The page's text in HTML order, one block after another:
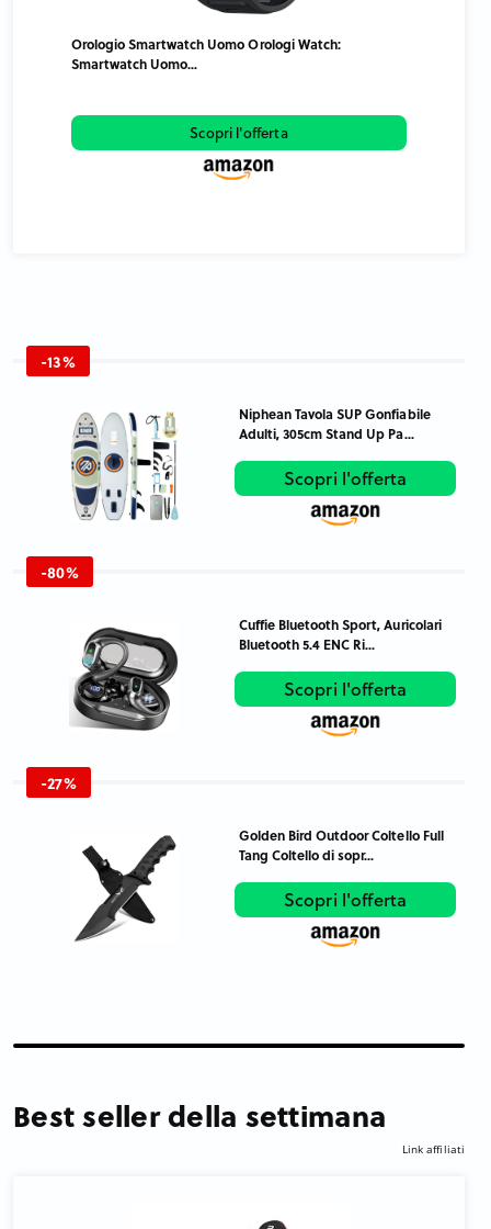
Orologio Smartwatch Uomo Orologi Watch:
Smartwatch Uomo...
Scopri l'offerta
-13%
Niphean Tavola SUP Gonfiabile
Adulti, 305cm Stand Up Pa...
Scopri l'offerta
-80%
Cuffie Bluetooth Sport, Auricolari
Bluetooth 5.4 ENC Ri...
Scopri l'offerta
-27%
Golden Bird Outdoor Coltello Full
Tang Coltello di sopr...
Scopri l'offerta
Best seller della settimana
Link affiliati